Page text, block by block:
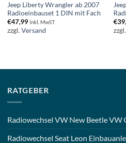
Jeep Liberty Wrangler ab 2007
Radioeinbauset 1 DIN mit Fach
€47,99 inkl. MwST
zzgl.Versand
€
zzgl.
RATGEBER
Radiowechsel VW New Beetle VW
Radiowechsel Seat Leon